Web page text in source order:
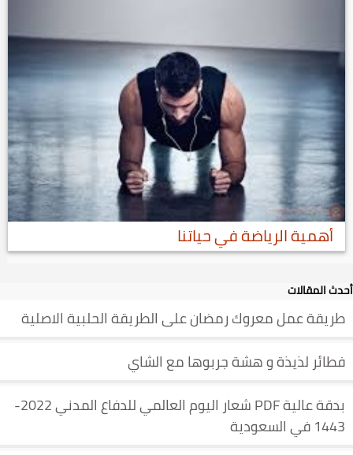
أهمية الرياضة في حياتنا
أحدث المقالات
طريقة عمل معروك رمضان على الطريقة الحلبية الاصلية
فطائر لذيذة و هشة جربوها مع الشاي
بدقة عالية PDF شعار اليوم العالمي للدفاع المدني 2022-
1443 في السعودية